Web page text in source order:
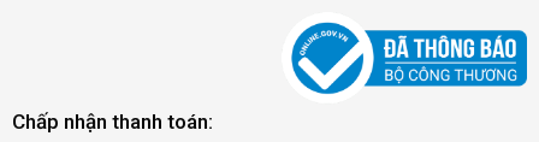
Chấp nhận thanh toán: